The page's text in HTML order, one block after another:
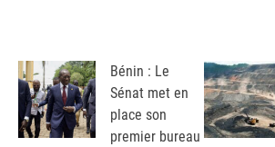
Bénin : Le
Sénat met en
place son
premier bureau